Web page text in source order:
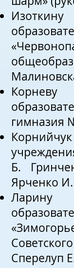
гимназия
Б.
Ярченко
Ларину
Сперелуп